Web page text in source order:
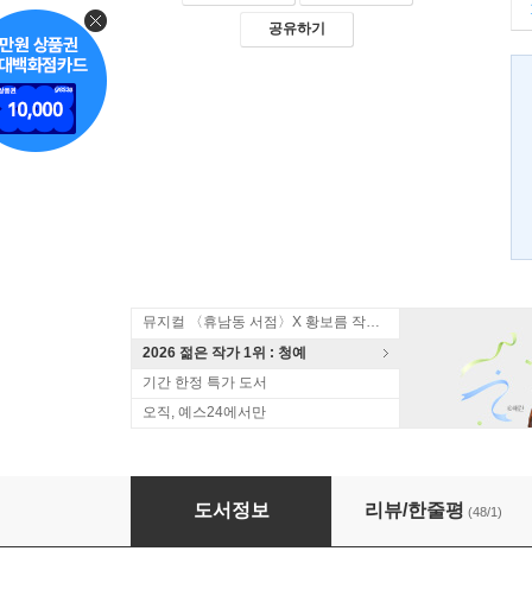
공유하기
뮤지컬 〈휴남동 서점〉X 황보름 작가 북토크
2026 젊은 작가 1위 : 청예
기간 한정 특가 도서
오직, 예스24에서만
도서정보 리뷰/한줄평 (48/1)